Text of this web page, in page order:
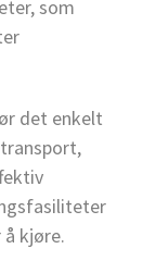
som
det enkelt
kjøre.